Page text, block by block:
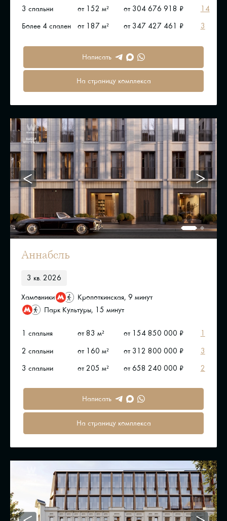
3 спальни от 152 м² от 304 676 918 ₽
14
Более 4 спален
от 187 м² от 347 427 461 ₽ 3
Написать
На страницу комплекса
Аннабель
3 кв. 2026
Хамовники
Кропоткинская, 9 минут
Парк Культуры, 15 минут
1 спальня от 83 м² от 154 850 000 ₽
1
2 спальни
от 160 м² от 312 800 000 ₽
3
3 спальни
от 205 м² от 658 240 000 ₽ 2
Написать
На страницу комплекса